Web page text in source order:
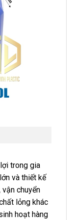
trong gia
và thiết kế
chuyển
lỏng khác
hoạt hàng